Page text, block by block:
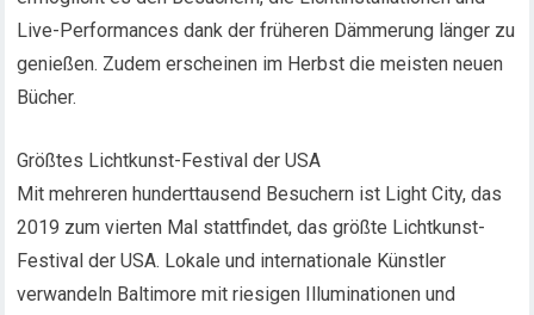
Live-Performances dank der früheren Dämmerung länger zu
genießen. Zudem erscheinen im Herbst die meisten neuen
Bücher.
Größtes Lichtkunst-Festival der USA
Mit mehreren hunderttausend Besuchern ist Light City, das
2019 zum vierten Mal stattfindet, das größte Lichtkunst-
Festival der USA. Lokale und internationale Künstler
verwandeln Baltimore mit riesigen Illuminationen und